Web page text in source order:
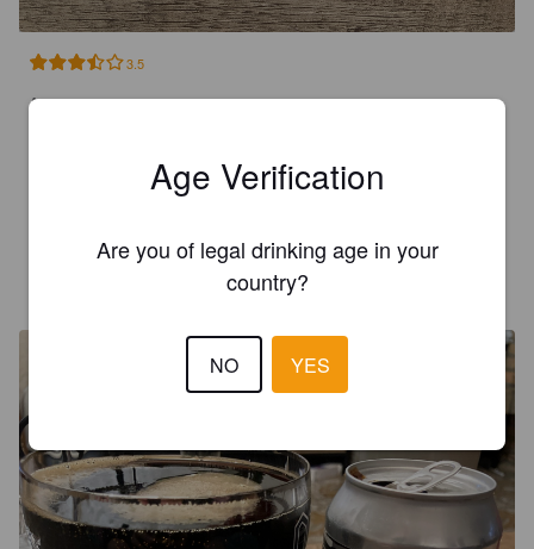
3.5
Aucune mousse au service.
Peut pétillante, mais ça pique quand même la langue un
POT-FLOUR
@ Une Bière et Jivay
Age Verification
Are you of legal drinking age in your
country?
NO YES